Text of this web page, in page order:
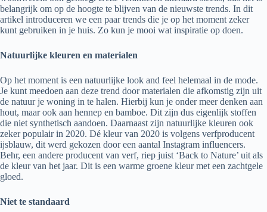
belangrijk om op de hoogte te blijven van de nieuwste trends. In dit
artikel introduceren we een paar trends die je op het moment zeker
kunt gebruiken in je huis. Zo kun je mooi wat inspiratie op doen.
Natuurlijke kleuren en materialen
Op het moment is een natuurlijke look and feel helemaal in de mode.
Je kunt meedoen aan deze trend door materialen die afkomstig zijn uit
de natuur je woning in te halen. Hierbij kun je onder meer denken aan
hout, maar ook aan hennep en bamboe. Dit zijn dus eigenlijk stoffen
die niet synthetisch aandoen. Daarnaast zijn natuurlijke kleuren ook
zeker populair in 2020. Dé kleur van 2020 is volgens verfproducent
ijsblauw, dit werd gekozen door een aantal Instagram influencers.
Behr, een andere producent van verf, riep juist ‘Back to Nature’ uit als
de kleur van het jaar. Dit is een warme groene kleur met een zachtgele
gloed.
Niet te standaard